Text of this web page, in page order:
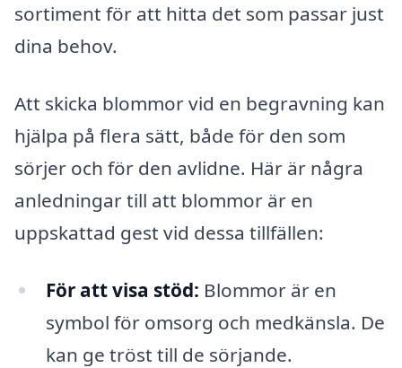
sortiment för att hitta det som passar just
dina behov.
Att skicka blommor vid en begravning kan
hjälpa på flera sätt, både för den som
sörjer och för den avlidne. Här är några
anledningar till att blommor är en
uppskattad gest vid dessa tillfällen:
För att visa stöd: Blommor är en
symbol för omsorg och medkänsla. De
kan ge tröst till de sörjande.